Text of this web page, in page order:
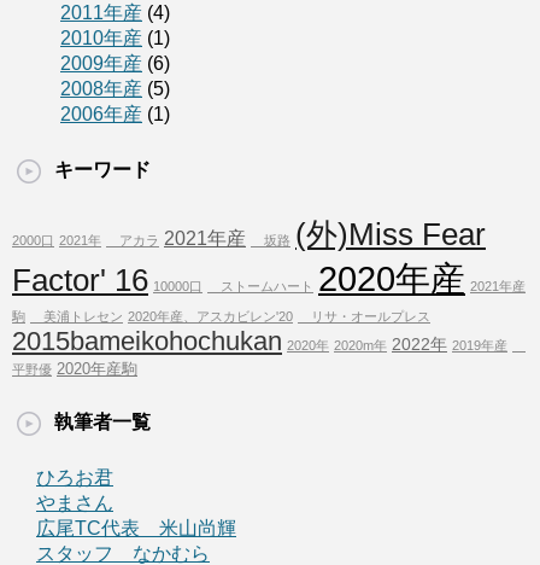
2011年産 (4)
2010年産 (1)
2009年産 (6)
2008年産 (5)
2006年産 (1)
キーワード
2000口 2021年 アカラ 2021年産 坂路 (外)Miss Fear
Factor' 16 10000口 ストームハート 2020年産 2021年産
駒 美浦トレセン 2020年産、アスカビレン'20 リサ・オールプレス
2015bameikohochukan 2020年 2020m年 2022年 2019年産
平野優 2020年産駒
執筆者一覧
ひろお君
やまさん
広尾TC代表 米山尚輝
スタッフ なかむら